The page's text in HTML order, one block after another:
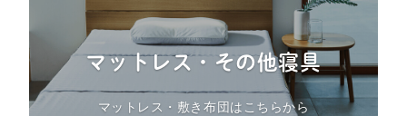
マットレス・その他寝具
マットレス・敷き布団はこちらから